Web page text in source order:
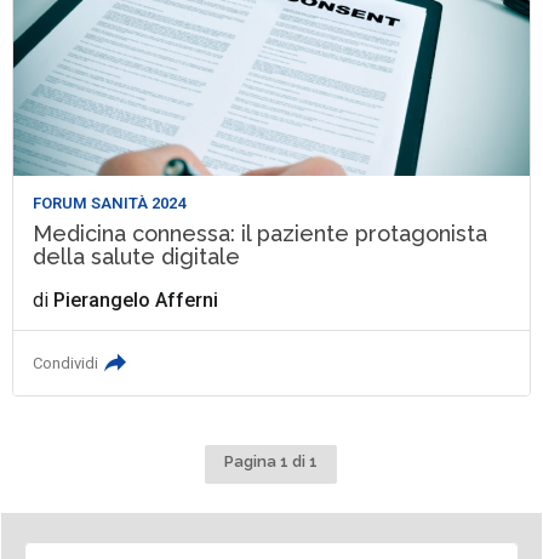
FORUM SANITÀ 2024
Medicina connessa: il paziente protagonista
della salute digitale
di Pierangelo Afferni
Condividi
Pagina 1 di 1